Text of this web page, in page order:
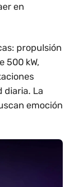
en
propulsión
500 kW,
diaria. La
emoción